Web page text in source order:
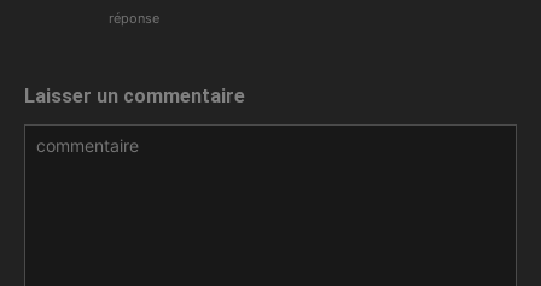
réponse
Laisser un commentaire